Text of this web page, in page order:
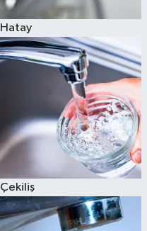
Hatay
Çekiliş